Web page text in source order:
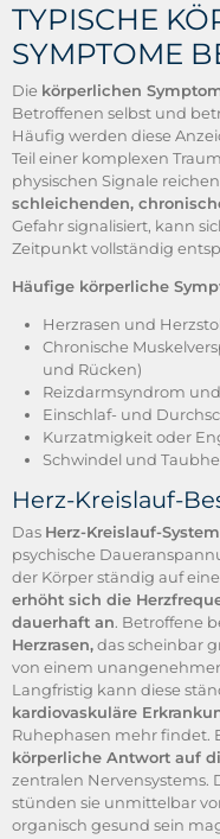
TYPISCHE
SYMPTOME
Die körperlichen
Betroffenen selbst und
Häufig werden diese
Teil einer komplexen
physischen Signale reichen
schleichenden,
Gefahr signalisiert, kann
Zeitpunkt vollständig
Häufige körperliche
Herzrasen und
Chronische
und Rücken)
Reizdarmsyndrom
Einschlaf- und
Kurzatmigkeit oder
Schwindel und
Herz-Kreislauf-
Das Herz-Kreislauf-System
psychische
der Körper ständig auf
erhöht sich die
dauerhaft an. Betroffene
Herzrasen,das scheinbar
von einem
Langfristig kann diese
kardiovaskuläre
Ruhephasen mehr findet.
körperliche Antwort auf
zentralen Nervensystems.
stünden sie unmittelbar
organisch gesund sein